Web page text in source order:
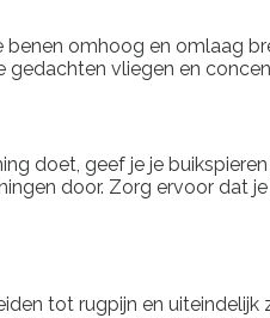
omhoog en omlaag
vliegen en
doet, geef je je
door. Zorg ervoor dat
tot rugpijn en uiteindelijk